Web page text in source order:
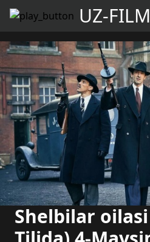
UZ-
Shelbilar